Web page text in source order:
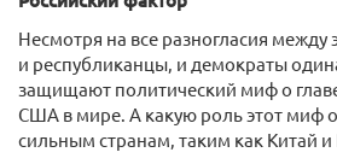
Несмотря на все разногласия
и республиканцы, и демократы
защищают политический миф о
США в мире. А какую роль этот миф
сильным странам, таким как Китай и